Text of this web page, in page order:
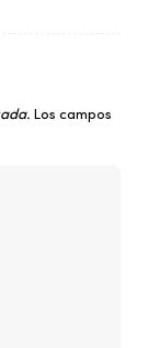
Los campos